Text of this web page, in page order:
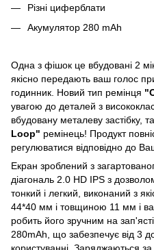
Різні циферблати
Акумулятор 280 mAh
Одна з фішок це вбудовані 2
якісно передають ваш голос
годинник. Новий тип ремінця
увагою до деталей з
вбудовану металеву застібку,
Loop" ремінець! Продукт
регулюватися відповідно до
Екран зроблений з
діагональ 2.0 HD IPS з
тонкий і легкий, виконаний з
44*40 мм і товщиною 11 мм і
робить його зручним на
280mAh, що забезпечує від 3